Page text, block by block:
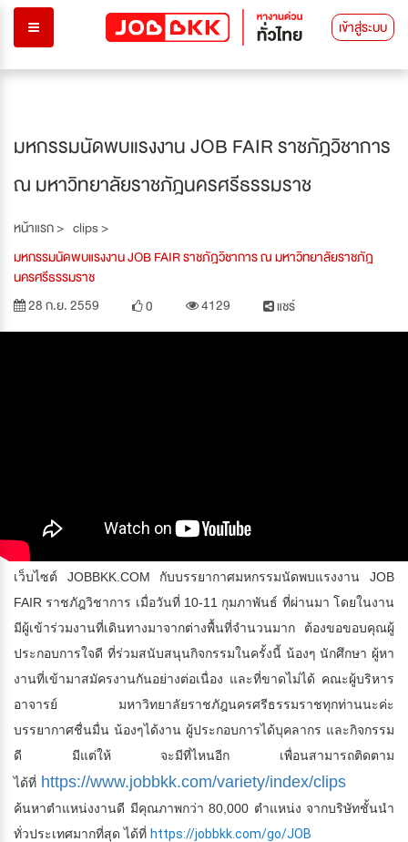
เข้าสู่ระบบ
มหกรรมนัดพบแรงงาน JOB FAIR ราชภัฎวิชาการ
ณ มหาวิทยาลัยราชภัฎนครศรีธรรมราช
หน้าแรก > clips >
มหกรรมนัดพบแรงงาน JOB FAIR ราชภัฎวิชาการ ณ มหาวิทยาลัยราชภัฎ
นครศรีธรรมราช
28 ก.ย. 2559
0 4129 แชร์
เว็บไซต์ JOBBKK.COM กับบรรยากาศมหกรรมนัดพบแรงงาน JOB
FAIR ราชภัฎวิชาการ เมื่อวันที่ 10-11 กุมภาพันธ์ ที่ผ่านมา โดยในงาน
มีผู้เข้าร่วมงานที่เดินทางมาจากต­่างพื้นที่จำนวนมาก ต้องขอขอบคุณผู้
ประกอบการใจดี ที่ร่วมสนับสนุนกิจกรรมในครั้งนี้ น้องๆ นักศึกษา ผู้หา
งานที่เข้ามาสมัครงานกันอย่างต่อเนื่­อง และที่ขาดไม่ได้ คณะผู้บริหาร
อาจารย์ มหาวิทยาลัยราชภัฎนครศรีธรรมราชทุกท่านนะค­่ะ
บรรยากาศชื่นมื่น น้องๆได้งาน ผู้ประกอบการได้บุคลากร และกิจกรรม
ดี มีแต่ให้ จะมีที่ไหนอีก เพื่อนสามารถติดตาม
ได้ที่ https://www.jobbkk.com/variety/index/clips
ค้นหาตำแหน่งงานดี มีคุณภาพกว่า 80,000 ตำแหน่ง จากบริษัทชั้นนำ
ทั่วประเทศมากที่สุด ได้ที่ https://jobbkk.com/go/JOB